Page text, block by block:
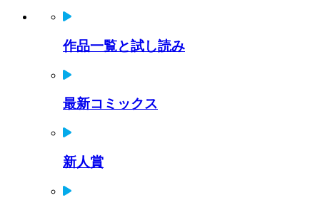
作品一覧と試し読み
最新コミックス
新人賞